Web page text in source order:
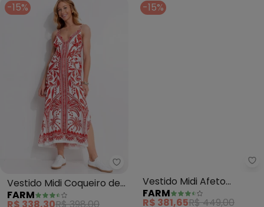
-15%
Farm - Vestido Midi Coqueiro
Vestido Midi Coqueiro de
Flor (Vermelho)
FARM
-15%
Vestido Midi Afeto
Tropical (Azul)
FARM